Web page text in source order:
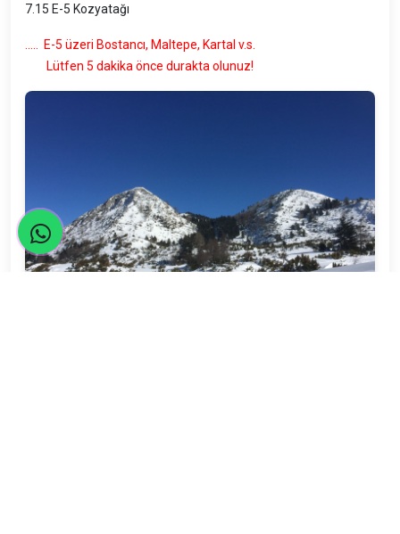
7.15 E-5 Kozyatağı
..... E-5 üzeri Bostancı, Maltepe, Kartal v.s.
Lütfen 5 dakika önce durakta olunuz!